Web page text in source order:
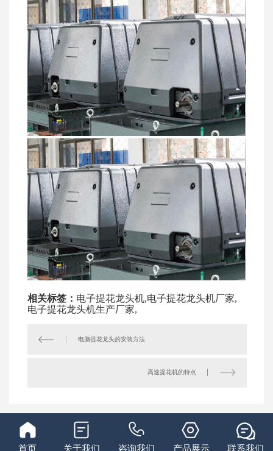
相关标签： 电子提花龙头机,电子提花龙头机厂家,
电子提花龙头机生产厂家,
电脑提花龙头的安装方法
高速提花机​的特点
首页 关于我们 咨询我们 产品展示 联系我们